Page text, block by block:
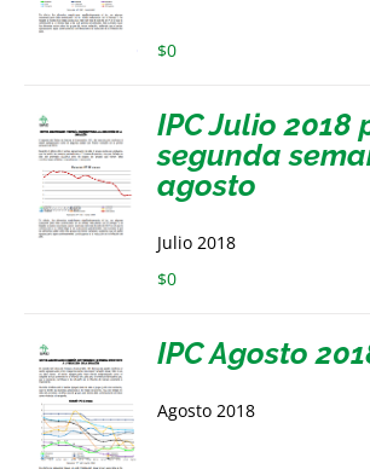
$0
IPC Julio 2018
segunda
agosto
Julio 2018
$0
IPC Agosto
Agosto 2018